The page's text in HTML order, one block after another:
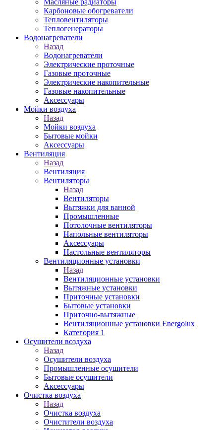
Масляные радиаторы
Карбоновые обогреватели
Тепловентиляторы
Теплогенераторы
Водонагреватели
Назад
Водонагреватели
Электрические проточные
Газовые проточные
Электрические накопительные
Газовые накопительные
Аксессуары
Мойки воздуха
Назад
Мойки воздуха
Бытовые мойки
Аксессуары
Вентиляция
Назад
Вентиляция
Вентиляторы
Назад
Вентиляторы
Вытяжки для ванной
Промышленные
Потолочные вентиляторы
Напольные вентиляторы
Аксессуары
Настольные вентиляторы
Вентиляционные установки
Назад
Вентиляционные установки
Вытяжные установки
Приточные установки
Бытовые установки
Приточно-вытяжные
Вентиляционные установки Energolux
Категория 1
Осушители воздуха
Назад
Осушители воздуха
Промышленные осушители
Бытовые осушители
Аксессуары
Очистка воздуха
Назад
Очистка воздуха
Очистители воздуха